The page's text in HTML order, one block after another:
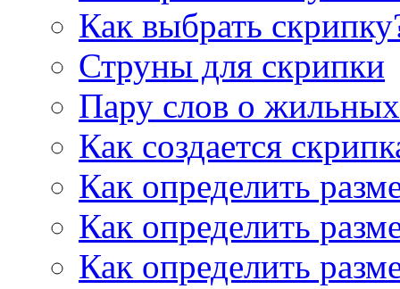
Как выбрать
Струны для скрипки
Пару слов о
Как создается
Как определить
Как определить
Как определить